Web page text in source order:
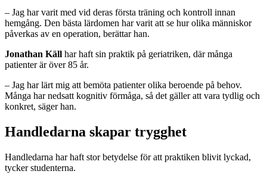
– Jag har varit med vid deras första träning och kontroll innan
hemgång. Den bästa lärdomen har varit att se hur olika människor
påverkas av en operation, berättar han.
Jonathan Käll har haft sin praktik på geriatriken, där många
patienter är över 85 år.
– Jag har lärt mig att bemöta patienter olika beroende på behov.
Många har nedsatt kognitiv förmåga, så det gäller att vara tydlig och
konkret, säger han.
Handledarna skapar trygghet
Handledarna har haft stor betydelse för att praktiken blivit lyckad,
tycker studenterna.